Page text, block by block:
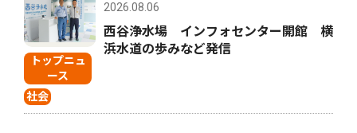
トップニュ
ース
社会
2026.08.06
西谷浄水場 インフォセンター開館 横
浜水道の歩みなど発信